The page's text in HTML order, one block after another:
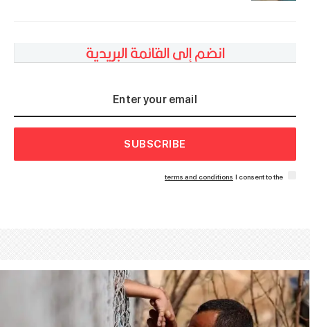
انضم إلى القائمة البريدية
SUBSCRIBE
I consent to the
terms and conditions